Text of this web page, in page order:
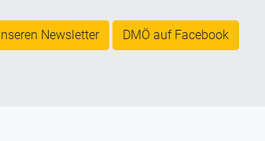
Newsletter DMÖ auf Facebook